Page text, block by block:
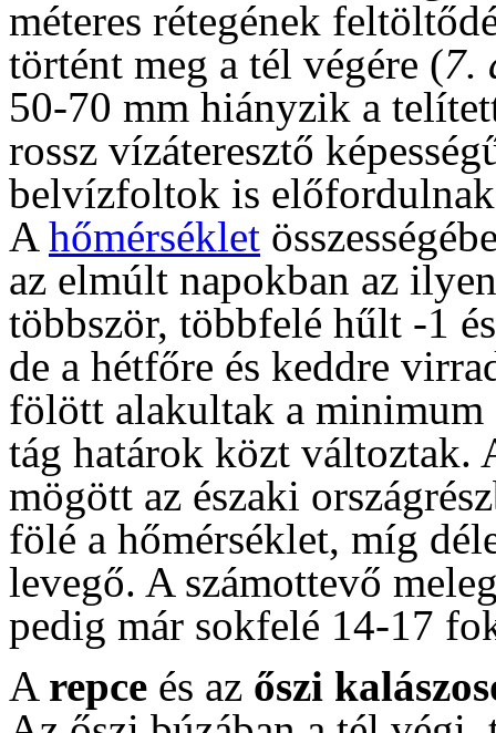
méteres rétegének
történt meg a tél végére (7.
50-70 mm hiányzik a
rossz vízáteresztő
belvízfoltok is
A hőmérséklet
az elmúlt napokban az
többször, többfelé hűlt -1
de a hétfőre és keddre
fölött alakultak a minimum
tág határok közt
mögött az északi
fölé a hőmérséklet, míg
levegő. A számottevő
pedig már sokfelé 14-17
A repce és az őszi